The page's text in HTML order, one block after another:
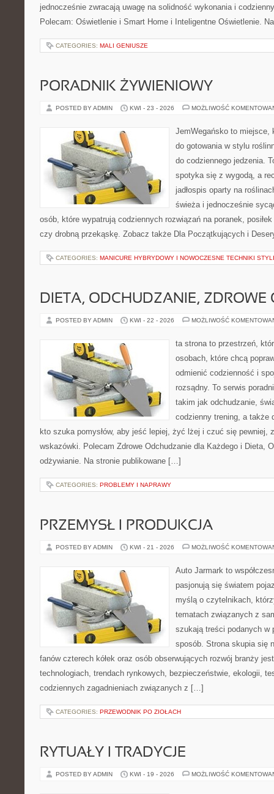
jednocześnie zwracają uwagę na solidność wykonania i
Polecam: Oświetlenie i Smart Home i Inteligentne Oświetlenie.
CATEGORIES: MALI GENIUSZE
PORADNIK ŻYWIENIOWY
POSTED BY ADMIN KWI - 23 - 2026 MOŻLIWOŚĆ
JemWegańsko to miejsce,
do gotowania w stylu
do codziennego jedzenia.
spotyka się z wygodą, a
jadłospis oparty na
świeża i jednocześnie
osób, które wypatrują codziennych rozwiązań na poranek,
czy drobną przekąskę. Zobacz także Dla Początkujących i
CATEGORIES: MANICURE HYBRYDOWY I NOWOCZESNE TECHNIKI
DIETA, ODCHUDZANIE, ZDROWE
POSTED BY ADMIN KWI - 22 - 2026 MOŻLIWOŚĆ
ta strona to przestrzeń,
osobach, które chcą
odmienić codzienność i
rozsądny. To serwis
takim jak odchudzanie,
codzienny trening, a także
kto szuka pomysłów, aby jeść lepiej, żyć lżej i czuć się pewniej,
wskazówki. Polecam Zdrowe Odchudzanie dla Każdego i Dieta,
odżywianie. Na stronie publikowane […]
CATEGORIES: PROBLEMY I NAPRAWY
PRZEMYSŁ I PRODUKCJA
POSTED BY ADMIN KWI - 21 - 2026 MOŻLIWOŚĆ
Auto Jarmark to
pasjonują się światem
myślą o czytelnikach,
tematach związanych z
szukają treści podanych w
sposób. Strona skupia się
fanów czterech kółek oraz osób obserwujących rozwój branży
technologiach, trendach rynkowych, bezpieczeństwie, ekologii,
codziennych zagadnieniach związanych z […]
CATEGORIES: PRZEWODNIK PO ZIOŁACH
RYTUAŁY I TRADYCJE
POSTED BY ADMIN KWI - 19 - 2026 MOŻLIWOŚĆ